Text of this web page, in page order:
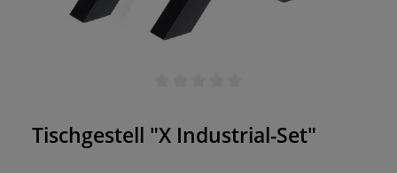
Tischgestell "X Industrial-Set"